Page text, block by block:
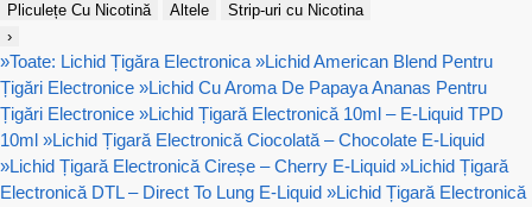
Pliculețe Cu Nicotină
Altele
Strip-uri cu Nicotina
›
»Toate: Lichid Țigăra Electronica »Lichid American Blend Pentru
Țigări Electronice »Lichid Cu Aroma De Papaya Ananas Pentru
Țigări Electronice »Lichid Țigară Electronică 10ml – E-Liquid TPD
10ml »Lichid Țigară Electronică Ciocolată – Chocolate E-Liquid
»Lichid Țigară Electronică Cireșe – Cherry E-Liquid »Lichid Țigară
Electronică DTL – Direct To Lung E-Liquid »Lichid Țigară Electronică